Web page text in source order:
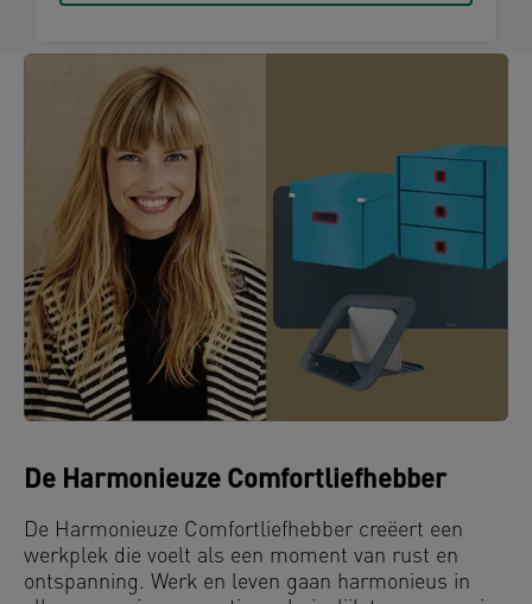
De Harmonieuze Comfortliefhebber
De Harmonieuze Comfortliefhebber creëert een
werkplek die voelt als een moment van rust en
ontspanning. Werk en leven gaan harmonieus in